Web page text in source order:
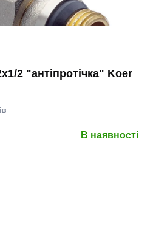
2 "антіпротічка" Koer
В наявності